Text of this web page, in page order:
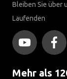
Bleiben Sie über
Laufenden
Mehr als